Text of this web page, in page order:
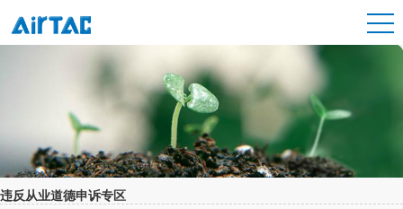
违反从业道德申诉专区